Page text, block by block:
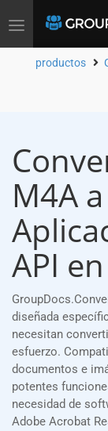
Toggle
productos
M4A
API
diseñada
necesitan
esfuerzo.
documentos e
potentes
necesidad de
Adobe Acrobat